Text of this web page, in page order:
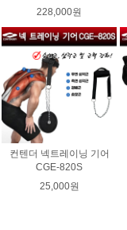
228,000원
컨텐더 넥트레이닝 기어
CGE-820S
25,000원